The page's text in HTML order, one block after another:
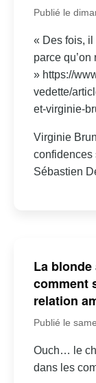
Publié le
« Des fois,
parce qu’on
» https://
vedette/
et-virginie-
Virginie
confidences
Sébastien
La
comment
relation
Publié le
Ouch… le
dans les